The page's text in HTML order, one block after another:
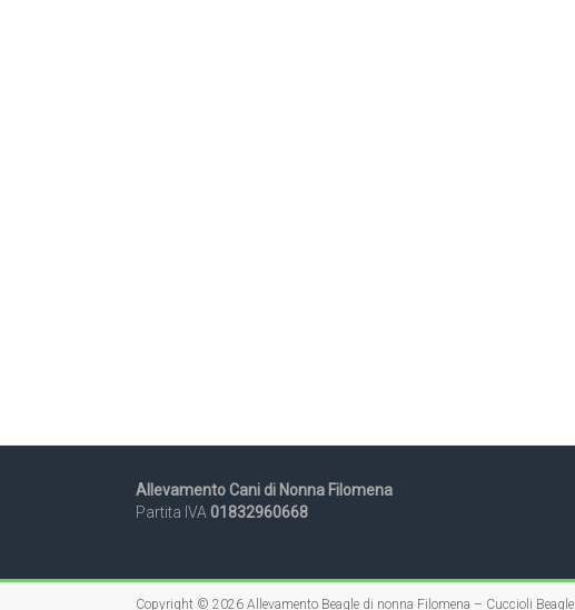
Allevamento Cani di Nonna Filomena
Partita IVA 01832960668
Copyright © 2026 Allevamento Beagle di nonna Filomena – Cuccioli Beagle